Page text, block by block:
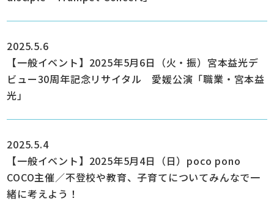
2025.5.6
【一般イベント】2025年5月6日（火・振）宮本益光デ
ビュー30周年記念リサイタル 愛媛公演「職業・宮本益
光」
2025.5.4
【一般イベント】2025年5月4日（日）poco pono
COCO主催／不登校や教育、子育てについてみんなで一
緒に考えよう！